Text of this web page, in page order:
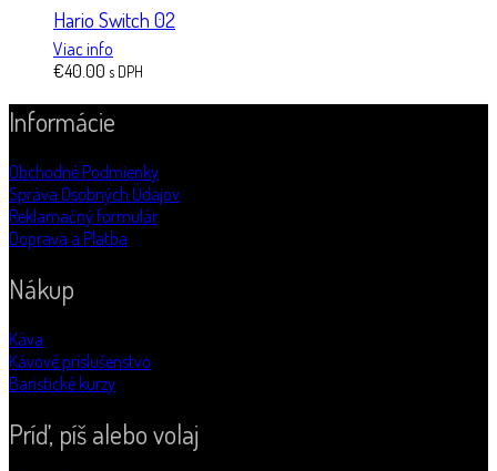
Hario Switch 02
Viac info
€40.00 s DPH
Informácie
Obchodné Podmienky
Správa Osobných Údajov
Reklamačný formulár
Doprava a Platba
Nákup
Káva
Kávové príslušenstvo
Baristické kurzy
Príď, píš alebo volaj